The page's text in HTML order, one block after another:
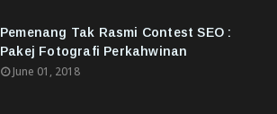
Pemenang Tak Rasmi Contest SEO :
Pakej Fotografi Perkahwinan
June 01, 2018